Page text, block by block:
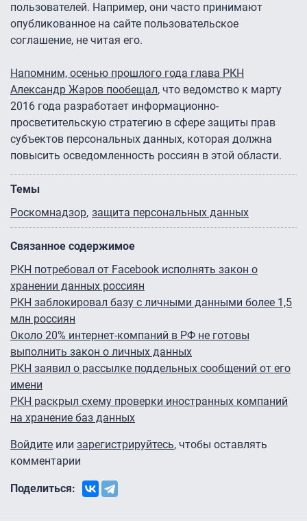
пользователей. Например, они часто принимают
опубликованное на сайте пользовательское
соглашение, не читая его.
Напомним, осенью прошлого года глава РКН
Александр Жаров пообещал, что ведомство к марту
2016 года разработает информационно-
просветительскую стратегию в сфере защиты прав
субъектов персональных данных, которая должна
повысить осведомленность россиян в этой области.
Темы
Роскомнадзор защита персональных данных
Связанное содержимое
РКН потребовал от Facebook исполнять закон о
хранении данных россиян
РКН заблокировал базу с личными данными более 1,5
млн россиян
Около 20% интернет-компаний в РФ не готовы
выполнить закон о личных данных
РКН заявил о рассылке поддельных сообщений от его
имени
РКН раскрыл схему проверки иностранных компаний
на хранение баз данных
Войдите или зарегистрируйтесь, чтобы оставлять
комментарии
Поделиться: